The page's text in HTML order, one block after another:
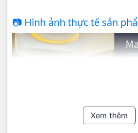
📷 Hình ảnh thực tế sản
Xem thêm